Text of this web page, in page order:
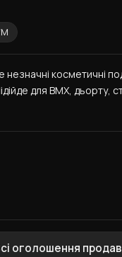
косметичні
для BMX, дьорту,
оголошення